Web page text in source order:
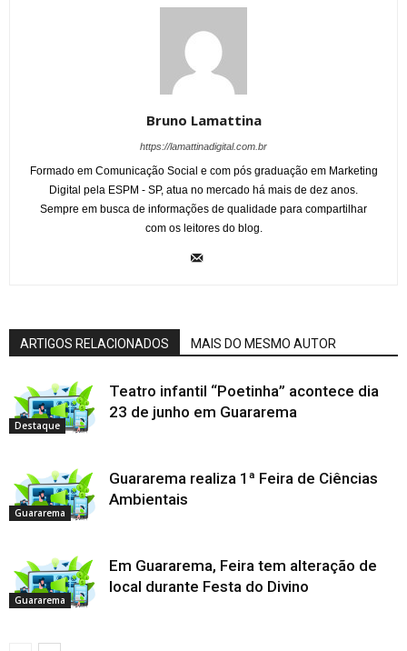
Bruno Lamattina
https://lamattinadigital.com.br
Formado em Comunicação Social e com pós graduação em Marketing
Digital pela ESPM - SP, atua no mercado há mais de dez anos.
Sempre em busca de informações de qualidade para compartilhar
com os leitores do blog.
ARTIGOS RELACIONADOS MAIS DO MESMO AUTOR
Destaque
Teatro infantil “Poetinha” acontece dia
23 de junho em Guararema
Guararema
Guararema realiza 1ª Feira de Ciências
Ambientais
Guararema
Em Guararema, Feira tem alteração de
local durante Festa do Divino